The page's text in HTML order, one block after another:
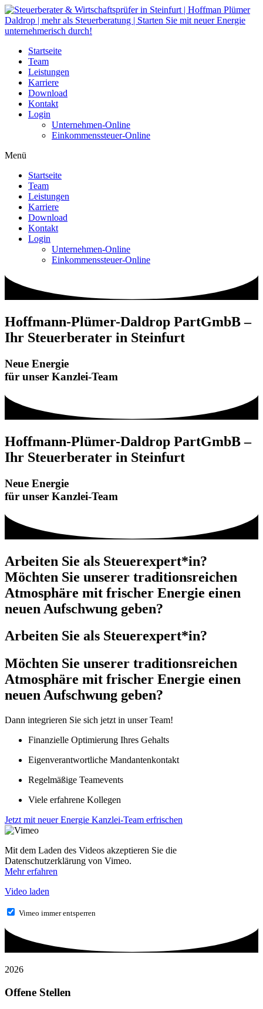
Zum
Inhalt
wechseln
Startseite
Team
Leistungen
Karriere
Download
Kontakt
Login
Unternehmen-Online
Einkommenssteuer-Online
Menü
Startseite
Team
Leistungen
Karriere
Download
Kontakt
Login
Unternehmen-Online
Einkommenssteuer-Online
Hoffmann-Plümer-Daldrop PartGmbB –
Ihr Steuerberater in Steinfurt
Neue Energie
für unser Kanzlei-Team
Hoffmann-Plümer-Daldrop PartGmbB –
Ihr Steuerberater in Steinfurt
Neue Energie
für unser Kanzlei-Team
Arbeiten Sie als Steuerexpert*in?
Möchten Sie unserer traditionsreichen
Atmosphäre mit frischer Energie einen
neuen Aufschwung geben?
Arbeiten Sie als Steuerexpert*in?
Möchten Sie unserer traditionsreichen
Atmosphäre mit frischer Energie einen
neuen Aufschwung geben?
Dann integrieren Sie sich jetzt in unser Team!
Finanzielle Optimierung Ihres Gehalts
Eigenverantwortliche Mandantenkontakt
Regelmäßige Teamevents
Viele erfahrene Kollegen
Jetzt mit neuer Energie Kanzlei-Team erfrischen
Mit dem Laden des Videos akzeptieren Sie die
Datenschutzerklärung von Vimeo.
Mehr erfahren
Video laden
Vimeo immer entsperren
2026
Offene Stellen